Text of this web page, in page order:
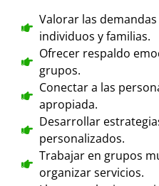
Valorar las
individuos y familias.
Ofrecer respaldo
grupos.
Conectar a las
apropiada.
Desarrollar
personalizados.
Trabajar en grupos
organizar servicios.